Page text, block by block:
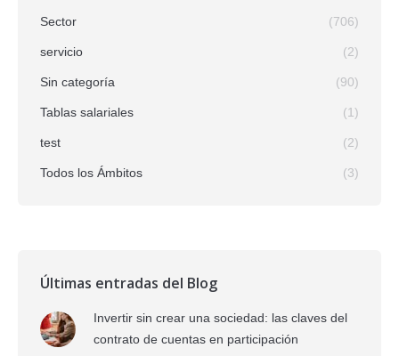
Sector (706)
servicio (2)
Sin categoría (90)
Tablas salariales (1)
test (2)
Todos los Ámbitos (3)
Últimas entradas del Blog
Invertir sin crear una sociedad: las claves del
contrato de cuentas en participación